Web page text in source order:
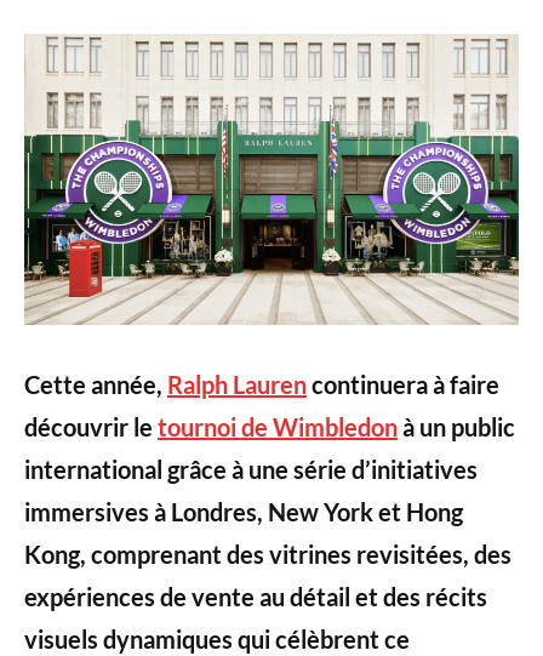
Cette année, Ralph Laurencontinuera à faire
découvrir le tournoi de Wimbledonà un public
international grâce à une série d’initiatives
immersives à Londres, New York et Hong
Kong, comprenant des vitrines revisitées, des
expériences de vente au détail et des récits
visuels dynamiques qui célèbrent ce